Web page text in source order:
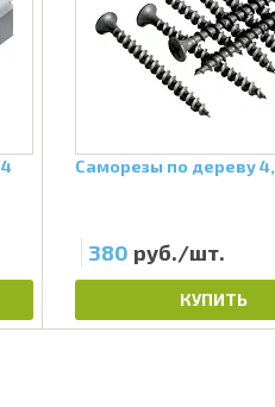
Саморезы по дереву
380 руб./шт.
КУПИТЬ